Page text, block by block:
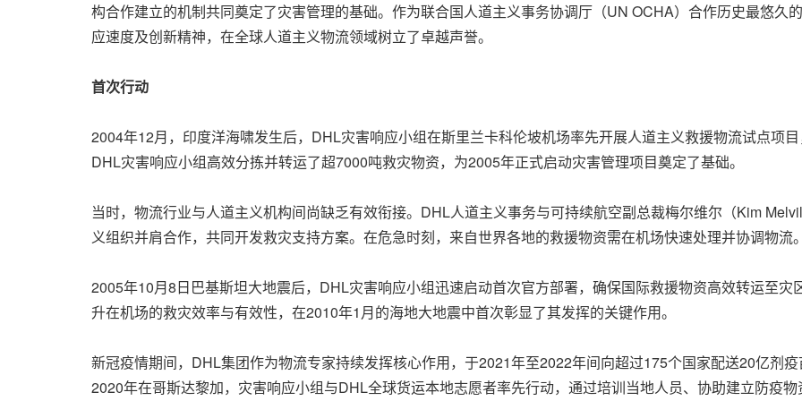
构合作建立的机制共同奠定了灾害管理的基础。作为联合国人道主义事务协调厅（UN OCHA）合作历史最悠久
应速度及创新精神，在全球人道主义物流领域树立了卓越声誉。
首次行动
2004年12月，印度洋海啸发生后，DHL灾害响应小组在斯里兰卡科伦坡机场率先开展人道主义救援物流试点项
DHL灾害响应小组高效分拣并转运了超7000吨救灾物资，为2005年正式启动灾害管理项目奠定了基础。
当时，物流行业与人道主义机构间尚缺乏有效衔接。DHL人道主义事务与可持续航空副总裁梅尔维尔（Kim
义组织并肩合作，共同开发救灾支持方案。在危急时刻，来自世界各地的救援物资需在机场快速处理并协调物
2005年10月8日巴基斯坦大地震后，DHL灾害响应小组迅速启动首次官方部署，确保国际救援物资高效转运至
升在机场的救灾效率与有效性，在2010年1月的海地大地震中首次彰显了其发挥的关键作用。
新冠疫情期间，DHL集团作为物流专家持续发挥核心作用，于2021年至2022年间向超过175个国家配送20亿剂
2020年在哥斯达黎加，灾害响应小组与DHL全球货运本地志愿者率先行动，通过培训当地人员、协助建立防疫